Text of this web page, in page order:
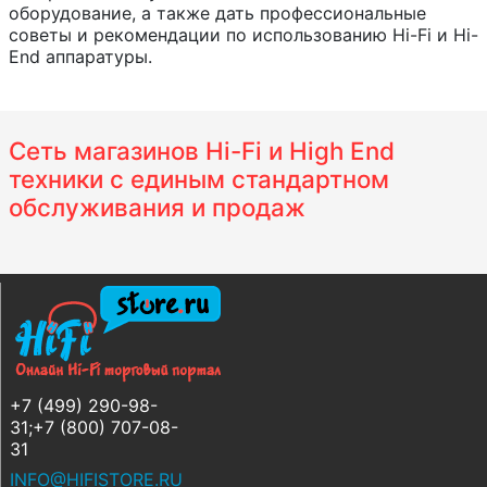
оборудование, а также дать профессиональные
советы и рекомендации по использованию Hi-Fi и Hi-
End аппаратуры.
Сеть магазинов Hi-Fi и High End
техники с единым стандартном
обслуживания и продаж
+7 (499) 290-98-
31;+7 (800) 707-08-
31
INFO@HIFISTORE.RU